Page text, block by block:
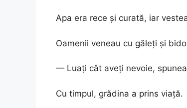
Apa era rece și curată, iar
Oamenii veneau cu găleți și
— Luați cât aveți nevoie,
Cu timpul, grădina a prins viață.